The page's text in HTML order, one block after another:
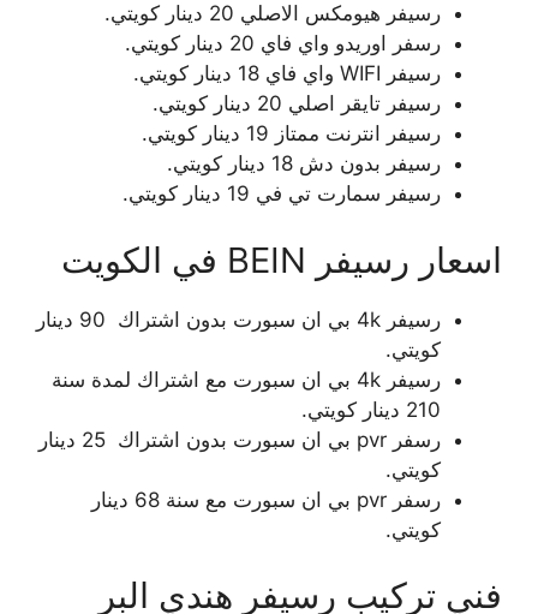
رسيفر هيومكس الاصلي 20 دينار كويتي.
رسفر اوريدو واي فاي 20 دينار كويتي.
رسيفر WIFI واي فاي 18 دينار كويتي.
رسيفر تايقر اصلي 20 دينار كويتي.
رسيفر انترنت ممتاز 19 دينار كويتي.
رسيفر بدون دش 18 دينار كويتي.
رسيفر سمارت تي في 19 دينار كويتي.
اسعار رسيفر BEIN في الكويت
رسيفر 4k بي ان سبورت بدون اشتراك 90 دينار
كويتي.
رسيفر 4k بي ان سبورت مع اشتراك لمدة سنة
210 دينار كويتي.
رسفر pvr بي ان سبورت بدون اشتراك 25 دينار
كويتي.
رسفر pvr بي ان سبورت مع سنة 68 دينار
كويتي.
فني تركيب رسيفر هندي البر